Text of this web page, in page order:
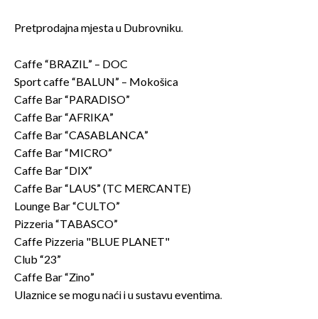
Pretprodajna mjesta u Dubrovniku.
Caffe “BRAZIL” – DOC
Sport caffe “BALUN” – Mokošica
Caffe Bar “PARADISO”
Caffe Bar “AFRIKA”
Caffe Bar “CASABLANCA”
Caffe Bar “MICRO”
Caffe Bar “DIX”
Caffe Bar “LAUS” (TC MERCANTE)
Lounge Bar “CULTO”
Pizzeria “TABASCO”
Caffe Pizzeria "BLUE PLANET"
Club “23”
Caffe Bar “Zino”
Ulaznice se mogu naći i u sustavu eventima.